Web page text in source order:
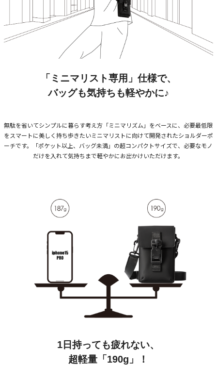
「ミニマリスト専用」仕様で、
バッグも気持ちも軽やかに♪
無駄を省いてシンプルに暮らす考え方「ミニマリズム」をベースに、必要最低限
をスマートに美しく持ち歩きたいミニマリストに向けて開発されたショルダーポ
ーチです。「ポケット以上、バッグ未満」の超コンパクトサイズで、必要なモノ
だけを入れて気持ちまで軽やかにお出かけいただけます。
1日持っても疲れない、
超軽量「190g」！